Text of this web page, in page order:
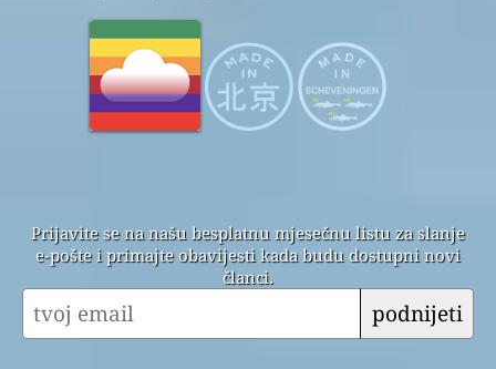
Prijavite se na našu besplatnu mjesečnu listu za slanje
e-pošte i primajte obavijesti kada budu dostupni novi
članci.
podnijeti